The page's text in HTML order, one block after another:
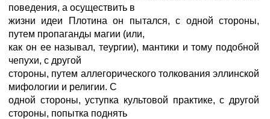
поведения, а осуществить в
жизни идеи Плотина он пытался, с одной стороны,
путем пропаганды магии (или,
как он ее называл, теургии), мантики и тому подобной
чепухи, с другой
стороны, путем аллегорического толкования эллинской
мифологии и религии. С
одной стороны, уступка культовой практике, с другой
стороны, попытка поднять